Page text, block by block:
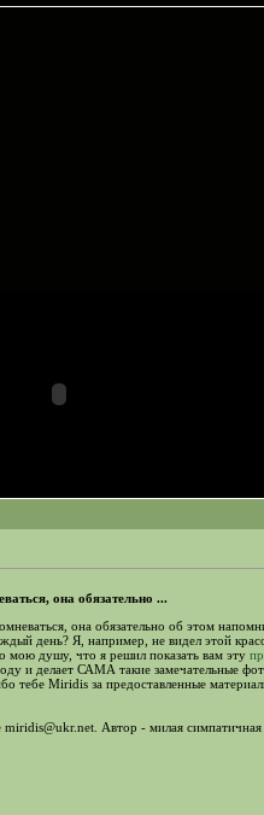
она обязательно ...
она обязательно об этом
день? Я, например, не видел этой
мою душу, что я решил показать вам эту
и делает САМА такие замечательные
тебе Miridis за предоставленные
Автор - милая симпатичная